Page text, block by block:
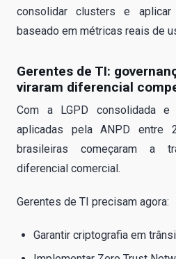
consolidar clusters e aplicar
baseado em métricas reais de
Gerentes de TI:
viraram diferencial
Com a LGPD consolidada
aplicadas pela ANPD entre
brasileiras começaram a
diferencial comercial.
Gerentes de TI precisam agora:
Garantir criptografia em